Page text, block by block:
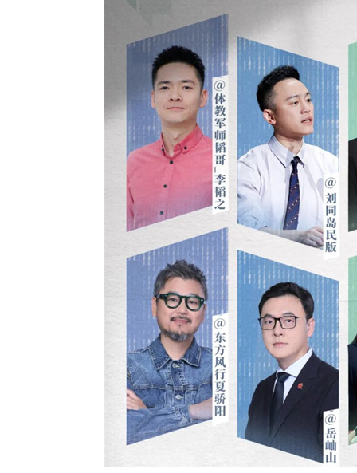
今晚21:45，江苏卫视、ai荔
职往2026》春招季收官场，